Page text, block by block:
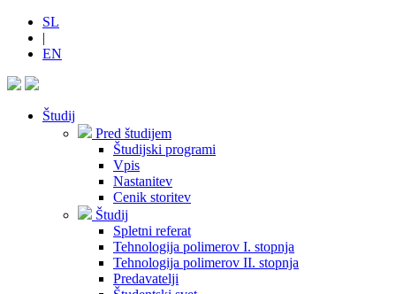
SL
|
EN
Študij
Pred študijem
Študijski programi
Vpis
Nastanitev
Cenik storitev
Študij
Spletni referat
Tehnologija polimerov I. stopnja
Tehnologija polimerov II. stopnja
Predavatelji